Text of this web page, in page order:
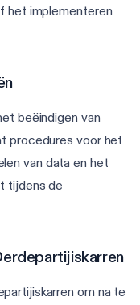
het implementeren
beëindigen van
procedures voor het
van data en het
tijdens de
om na te